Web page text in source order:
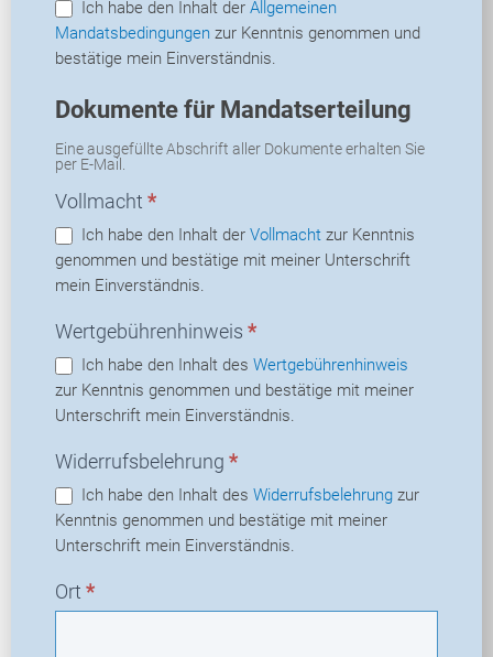
Ich habe den Inhalt der Allgemeinen
Mandatsbedingungen
bestätige mein Einverständnis.
Dokumente für Mandatserteilung
Eine ausgefüllte Abschrift aller Dokumente erhalten Sie
per E-Mail.
Vollmacht *
Ich habe den Inhalt der Vollmacht zur Kenntnis
genommen und bestätige mit meiner Unterschrift
mein Einverständnis.
Wertgebührenhinweis *
Ich habe den Inhalt des Wertgebührenhinweis
zur Kenntnis genommen und bestätige mit meiner
Unterschrift mein Einverständnis.
Widerrufsbelehrung *
Ich habe den Inhalt des Widerrufsbelehrung
Kenntnis genommen und bestätige mit meiner
Unterschrift mein Einverständnis.
Ort *